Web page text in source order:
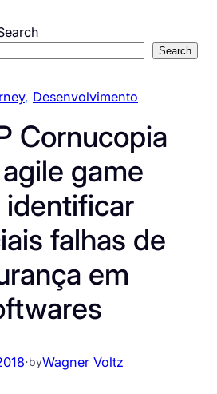
Search
, Desenvolvimento
Cornucopia
game
identificar
falhas de
em
·byWagner Voltz